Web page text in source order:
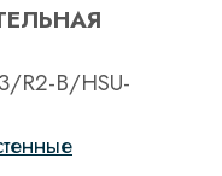
R2-B/HSU-